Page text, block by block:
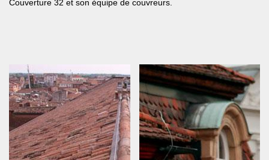
Couverture 32 et son équipe de couvreurs.